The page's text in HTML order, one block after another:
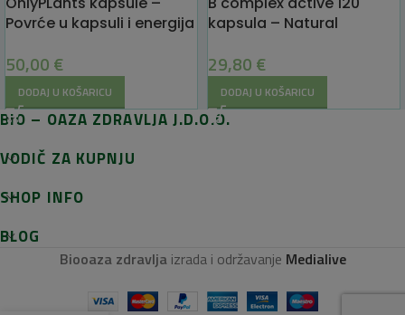
Povrće u kapsuli i energija
kapsula
50,00 €
DODAJ U KOŠARICU
kapsula – Natural
29,80 €
DODAJ U KOŠARICU
BIO – OAZA ZDRAVLJA J.D.O.O.
VODIČ ZA KUPNJU
SHOP INFO
BLOG
Biooaza zdravlja izrada i održavanje Medialive